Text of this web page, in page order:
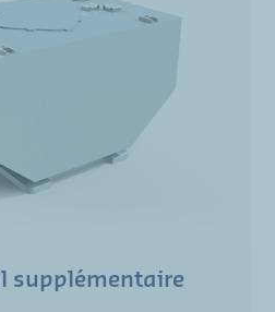
supplémentaire